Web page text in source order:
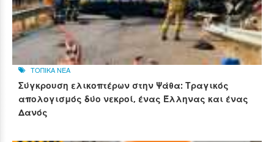
ΤΟΠΙΚΑ ΝΕΑ
Σύγκρουση ελικοπτέρων στην Ψάθα: Τραγικός
απολογισμός δύο νεκροί, ένας Έλληνας και ένας
Δανός